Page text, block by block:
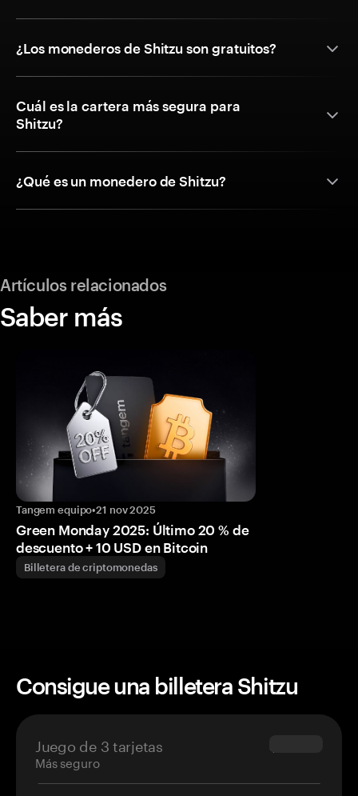
¿Los monederos de Shitzu son gratuitos?
Cuál es la cartera más segura para
Shitzu?
¿Qué es un monedero de Shitzu?
Artículos relacionados
Saber más
Tangem equipo•21 nov 2025
Green Monday 2025: Último 20 % de
descuento + 10 USD en Bitcoin
Billetera de criptomonedas
Consigue una billetera Shitzu
Juego de 3 tarjetas
Más seguro
$69.90